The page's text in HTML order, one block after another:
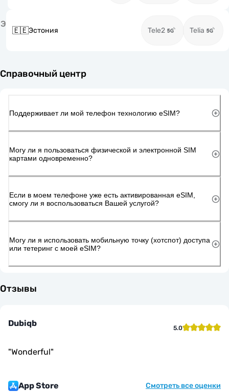
Э
🇪🇪Эстония Tele2 Telia
Справочный центр
Поддерживает ли мой телефон технологию eSIM?
Могу ли я пользоваться физической и электронной SIM
картами одновременно?
Если в моем телефоне уже есть активированная eSIM,
смогу ли я воспользоваться Вашей услугой?
Могу ли я использовать мобильную точку (хотспот) доступа
или тетеринг с моей eSIM?
Отзывы
Dubiqb 5.0
"Wonderful"
App Store Смотреть все оценки